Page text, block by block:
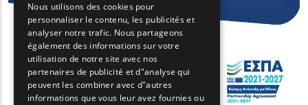
FRENCH
BULGARIAN
GERMAN
ROMANIAN
Nous utilisons des cookies pour
personnaliser le contenu, les publicités et
analyser notre trafic. Nous partageons
également des informations sur votre
utilisation de notre site avec nos
partenaires de publicité et d"analyse qui
peuvent les combiner avec d"autres
informations que vous leur avez fournies ou